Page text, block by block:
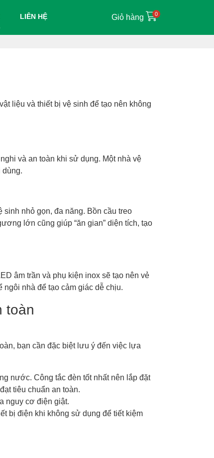
LIÊN HỆ Giỏ hàng 0
liệu và thiết bị vệ sinh để tạo nên không
và an toàn khi sử dụng. Một nhà vệ
dùng.
sinh nhỏ gọn, đa năng. Bồn cầu treo
lớn cũng giúp “ăn gian” diện tích, tạo
âm trần và phụ kiện inox sẽ tạo nên vẻ
nhà để tạo cảm giác dễ chịu.
toàn
bạn cần đặc biệt lưu ý đến việc lựa
nước. Công tắc đèn tốt nhất nên lắp đặt
tiêu chuẩn an toàn.
nguy cơ điện giật.
bị điện khi không sử dụng để tiết kiệm